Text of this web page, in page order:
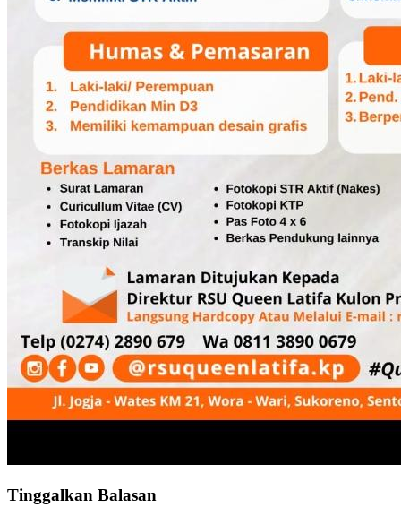
Tinggalkan Balasan